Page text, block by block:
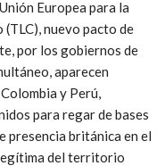
Europea para la
nuevo pacto de
por los gobiernos de
aparecen
y Perú,
para regar de bases
presencia británica en el
del territorio